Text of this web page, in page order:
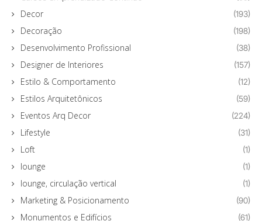
Decor (193)
Decoração (198)
Desenvolvimento Profissional (38)
Designer de Interiores (157)
Estilo & Comportamento (12)
Estilos Arquitetônicos (59)
Eventos Arq Decor (224)
Lifestyle (31)
Loft (1)
lounge (1)
lounge, circulação vertical (1)
Marketing & Posicionamento (90)
Monumentos e Edifícios (61)